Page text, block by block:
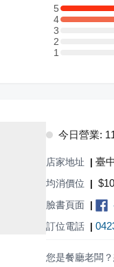
5
5 星：1 則
4
4 星：3 則
3
3 星：0 則評
2
2 星：0 則評
11 星：0 則評
今日營業:
店家地址 | 臺
均消價位 | $
臉書頁面 |
訂位電話 |
您是餐廳老闆